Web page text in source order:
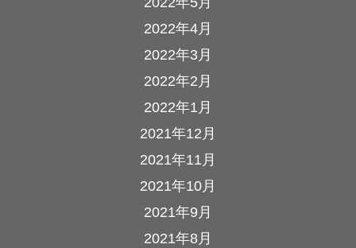
2022年4月
2022年3月
2022年2月
2022年1月
2021年12月
2021年11月
2021年10月
2021年9月
2021年8月